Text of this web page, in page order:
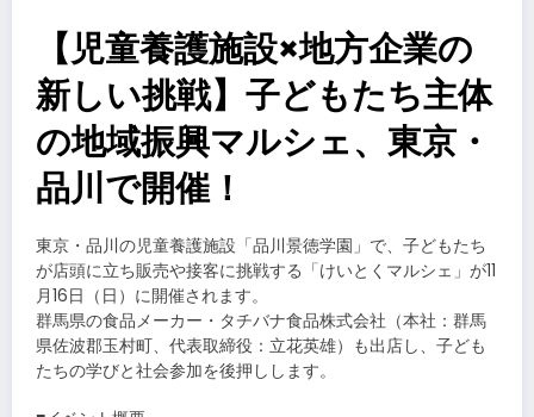
【児童養護施設×地方企業の
新しい挑戦】子どもたち主体
の地域振興マルシェ、東京・
品川で開催！
東京・品川の児童養護施設「品川景徳学園」で、子どもたち
が店頭に立ち販売や接客に挑戦する「けいとくマルシェ」が11
月16日（日）に開催されます。
群馬県の食品メーカー・タチバナ食品株式会社（本社：群馬
県佐波郡玉村町、代表取締役：立花英雄）も出店し、子ども
たちの学びと社会参加を後押しします。